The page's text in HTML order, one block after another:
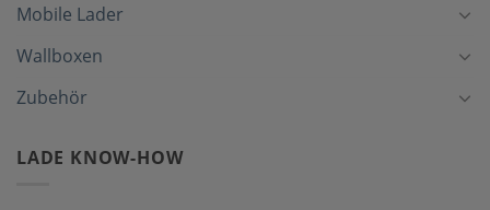
Mobile Lader
Wallboxen
Zubehör
LADE KNOW-HOW